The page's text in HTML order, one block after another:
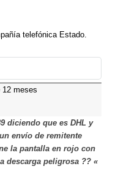
telefónica Estado.
meses
diciendo que es DHL y
envío de remitente
la pantalla en rojo con
descarga peligrosa ?? «